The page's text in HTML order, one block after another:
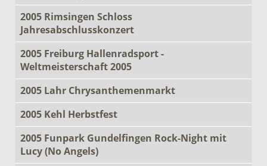
2005 Rimsingen Schloss
Jahresabschlusskonzert
2005 Freiburg Hallenradsport -
Weltmeisterschaft 2005
2005 Lahr Chrysanthemenmarkt
2005 Kehl Herbstfest
2005 Funpark Gundelfingen Rock-Night mit
Lucy (No Angels)